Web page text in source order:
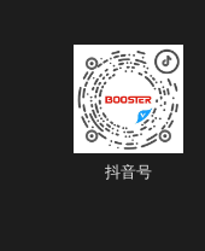
抖音号